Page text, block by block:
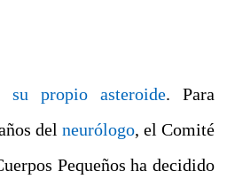
su propio asteroide. Para
del neurólogo, el Comité
Pequeños ha decidido